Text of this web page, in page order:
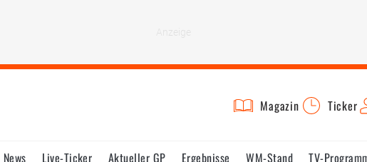
Magazin Ticker
News Live-Ticker Aktueller GP Ergebnisse WM-Stand TV-